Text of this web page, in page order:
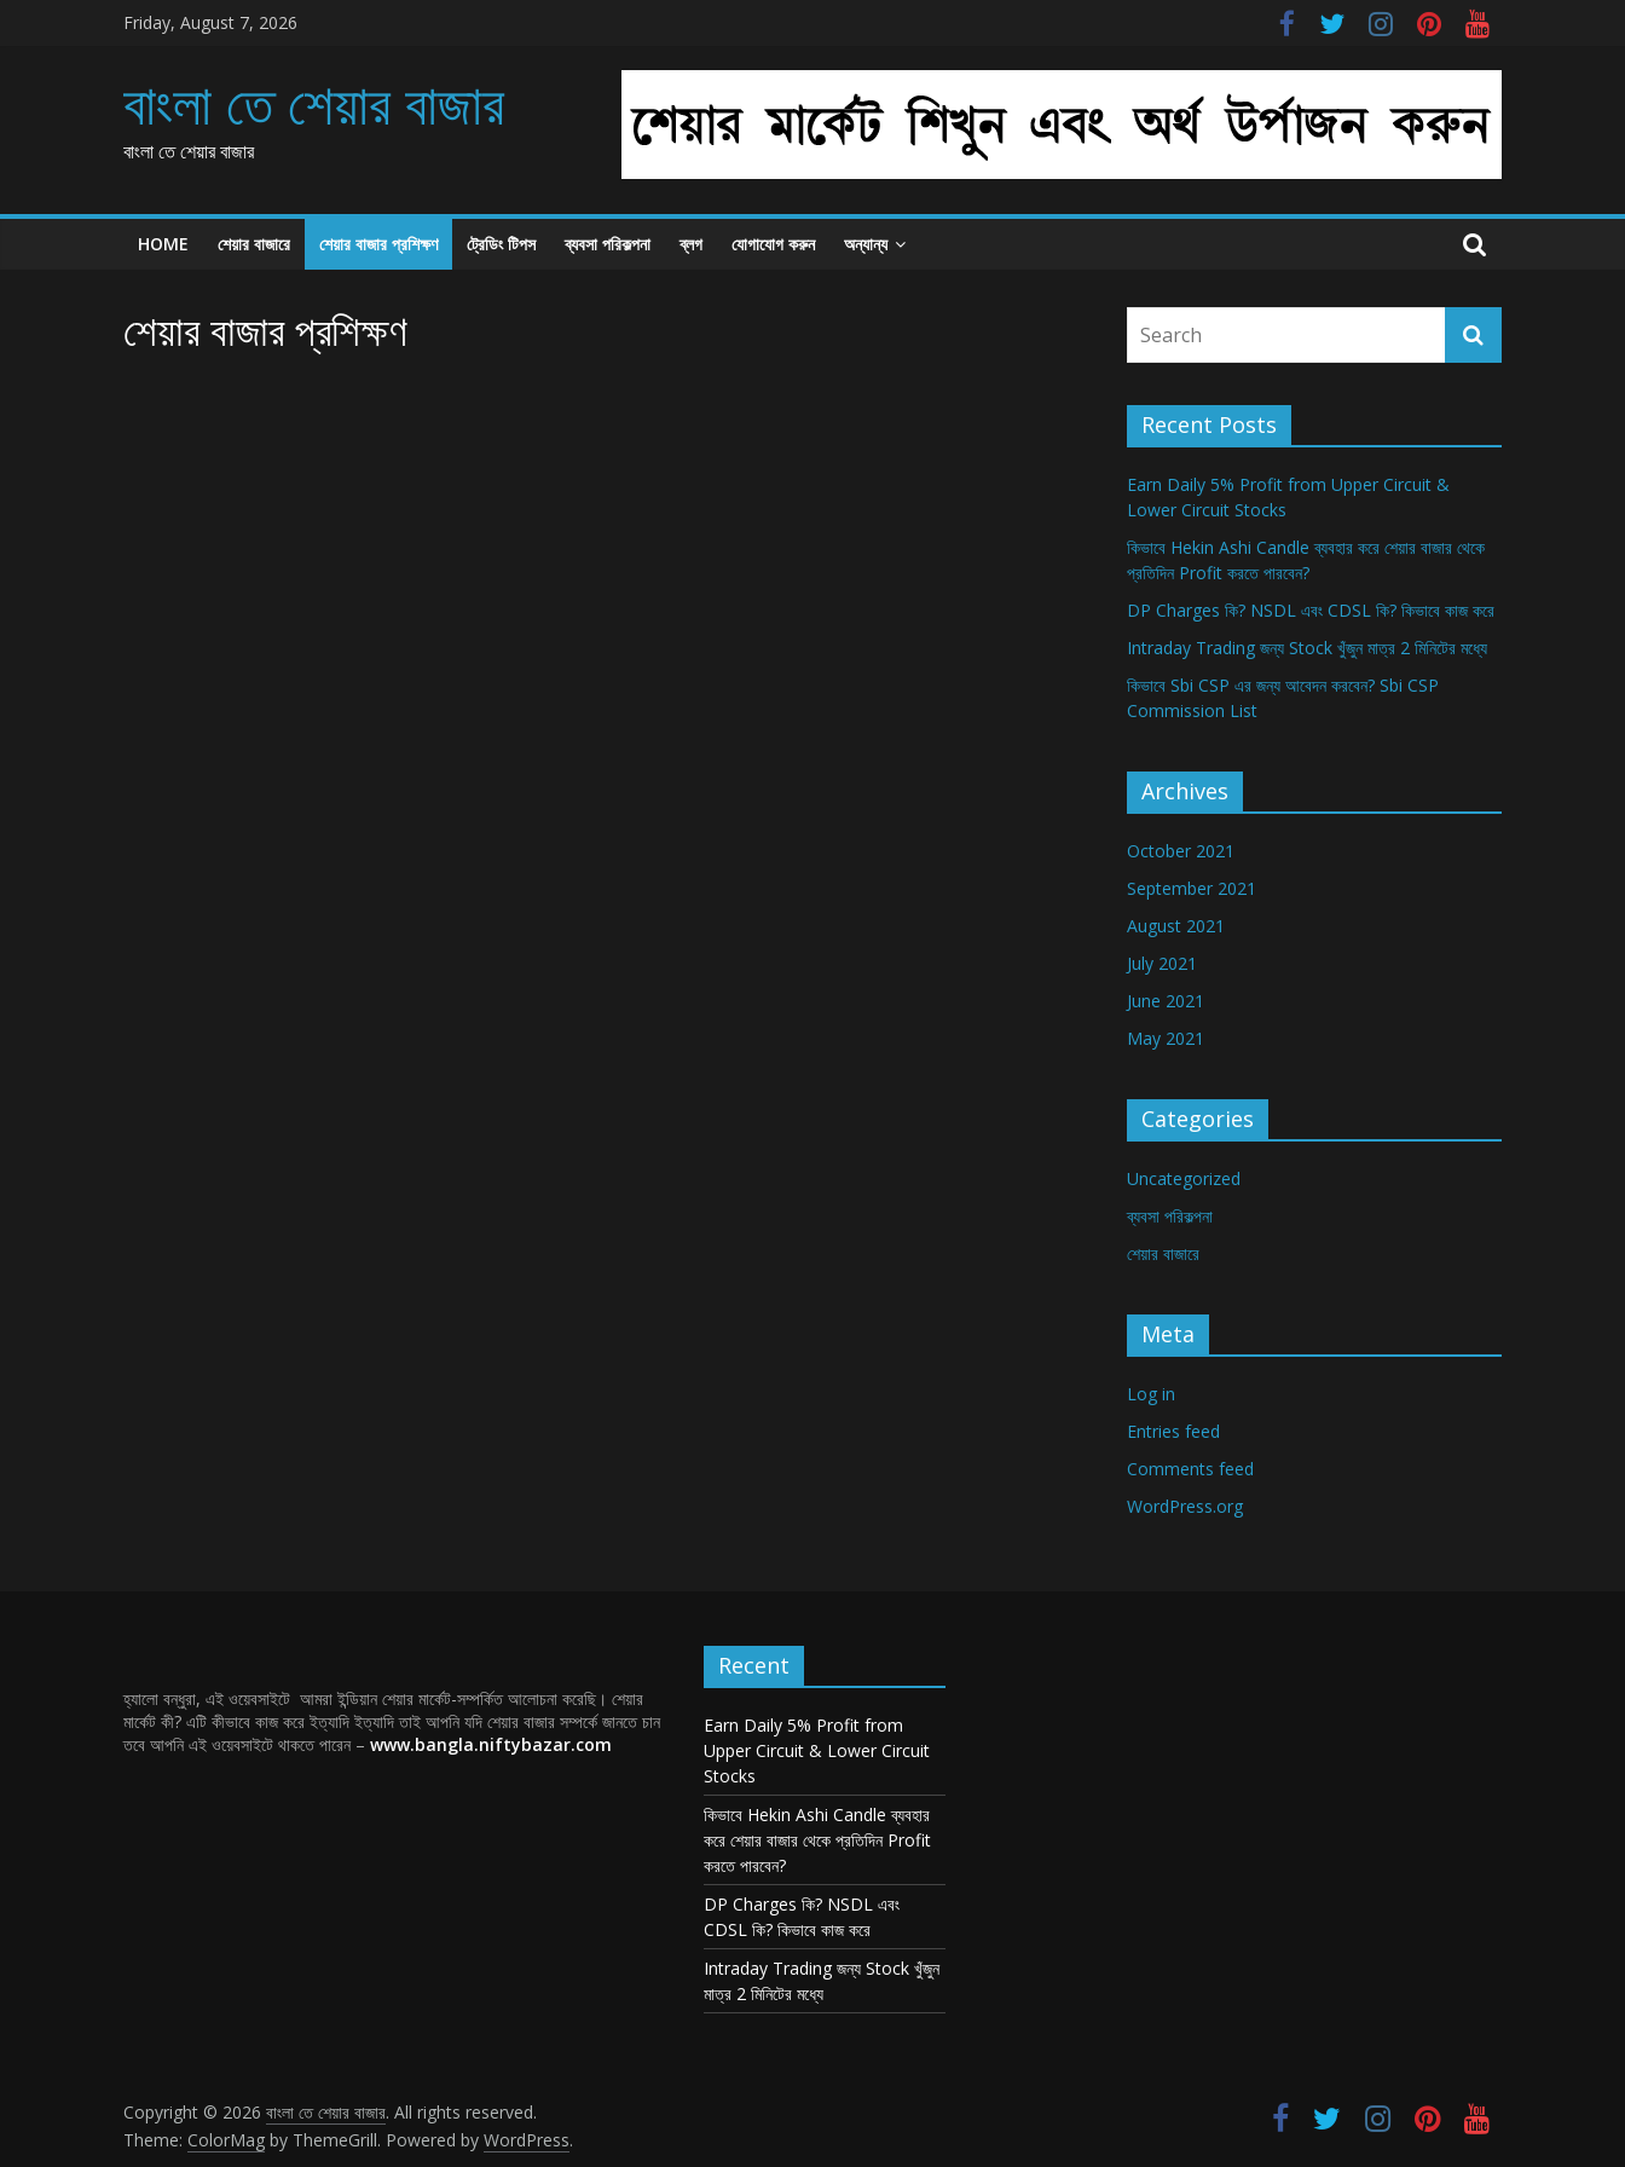
Friday, August 7, 2026
বাংলা তে শেয়ার বাজার
বাংলা তে শেয়ার বাজার
HOME শেয়ার বাজারে শেয়ার বাজার প্রশিক্ষণ ট্রেডিং টিপস ব্যবসা পরিকল্পনা ব্লগ যোগাযোগ করুন অন্যান্য
শেয়ার বাজার প্রশিক্ষণ
Recent Posts
Earn Daily 5% Profit from Upper Circuit &
Lower Circuit Stocks
কিভাবে Hekin Ashi Candle ব্যবহার করে শেয়ার বাজার থেকে
প্রতিদিন Profit করতে পারবেন?
DP Charges কি? NSDL এবং CDSL কি? কিভাবে কাজ করে
Intraday Trading জন্য Stock খুঁজুন মাত্র 2 মিনিটের মধ্যে
কিভাবে Sbi CSP এর জন্য আবেদন করবেন? Sbi CSP
Commission List
Archives
October 2021
September 2021
August 2021
July 2021
June 2021
May 2021
Categories
Uncategorized
ব্যবসা পরিকল্পনা
শেয়ার বাজারে
Meta
Log in
Entries feed
Comments feed
WordPress.org
হ্যালো বন্ধুরা, এই ওয়েবসাইটে আমরা ইন্ডিয়ান শেয়ার মার্কেট-সম্পর্কিত আলোচনা করেছি। শেয়ার
মার্কেট কী? এটি কীভাবে কাজ করে ইত্যাদি ইত্যাদি তাই আপনি যদি শেয়ার বাজার সম্পর্কে জানতে চান
তবে আপনি এই ওয়েবসাইটে থাকতে পারেন – www.bangla.niftybazar.com
Recent
Earn Daily 5% Profit from
Upper Circuit & Lower Circuit
Stocks
কিভাবে Hekin Ashi Candle ব্যবহার
করে শেয়ার বাজার থেকে প্রতিদিন Profit
করতে পারবেন?
DP Charges কি? NSDL এবং
CDSL কি? কিভাবে কাজ করে
Intraday Trading জন্য Stock খুঁজুন
মাত্র 2 মিনিটের মধ্যে
Copyright © 2026 বাংলা তে শেয়ার বাজার. All rights reserved.
Theme: ColorMag by ThemeGrill. Powered by WordPress.